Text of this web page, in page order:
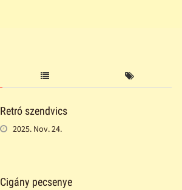
Retró szendvics
2025. Nov. 24.
Cigány pecsenye